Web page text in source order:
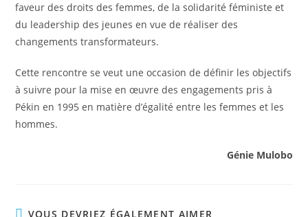
faveur des droits des femmes, de la solidarité féministe et
du leadership des jeunes en vue de réaliser des
changements transformateurs.
Cette rencontre se veut une occasion de définir les objectifs
à suivre pour la mise en œuvre des engagements pris à
Pékin en 1995 en matière d’égalité entre les femmes et les
hommes.
Génie Mulobo
VOUS DEVRIEZ ÉGALEMENT AIMER